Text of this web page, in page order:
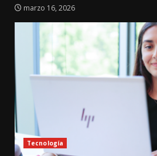
marzo 16, 2026
Tecnología